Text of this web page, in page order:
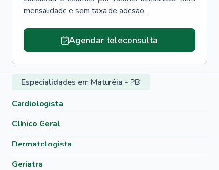
mensalidade e sem taxa de adesão.
Agendar teleconsulta
Especialidades em Maturéia - PB
Cardiologista
Clínico Geral
Dermatologista
Geriatra